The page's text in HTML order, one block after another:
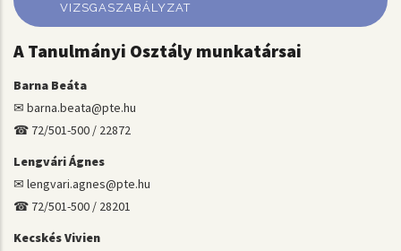
VIZSGASZABÁLYZAT
A Tanulmányi Osztály munkatársai
Barna Beáta
✉ barna.beata@pte.hu
☎ 72/501-500 / 22872
Lengvári Ágnes
✉ lengvari.agnes@pte.hu
☎ 72/501-500 / 28201
Kecskés Vivien